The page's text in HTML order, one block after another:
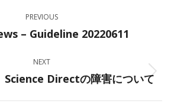
PREVIOUS
Previous
– Guideline 20220611
NEXT
Next
Science Directの障害について